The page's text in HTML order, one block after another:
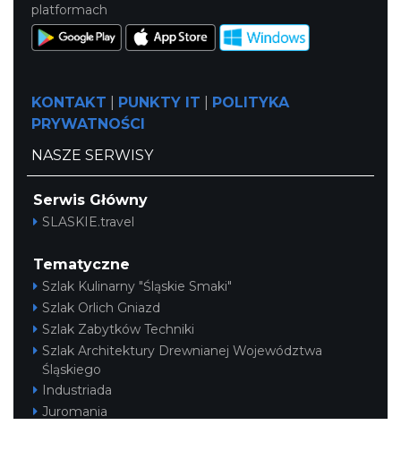
platformach
KONTAKT PUNKTY IT
POLITYKA
PRYWATNOŚCI
NASZE SERWISY
Serwis Główny
SLASKIE.travel
Tematyczne
Szlak Kulinarny "Śląskie Smaki"
Szlak Orlich Gniazd
Szlak Zabytków Techniki
Szlak Architektury Drewnianej Województwa
Śląskiego
Industriada
Juromania